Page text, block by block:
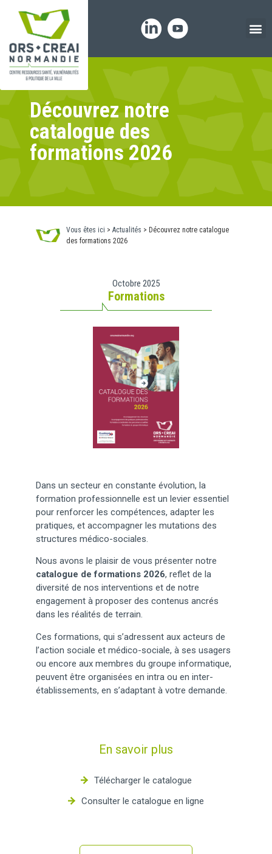
Découvrez notre
catalogue des
formations 2026
Vous êtes ici > Actualités > Découvrez notre catalogue
des formations 2026
Octobre 2025
Formations
Dans un secteur en constante évolution, la
formation professionnelle est un levier essentiel
pour renforcer les compétences, adapter les
pratiques, et accompagner les mutations des
structures médico-sociales.
Nous avons le plaisir de vous présenter notre
catalogue de formations 2026, reflet de la
diversité de nos interventions et de notre
engagement à proposer des contenus ancrés
dans les réalités de terrain.
Ces formations, qui s’adressent aux acteurs de
l’action sociale et médico-sociale, à ses usagers
ou encore aux membres du groupe informatique,
peuvent être organisées en intra ou en inter-
établissements, en s’adaptant à votre demande.
En savoir plus
Télécharger le catalogue
Consulter le catalogue en ligne
Panneau de gestion des cookies